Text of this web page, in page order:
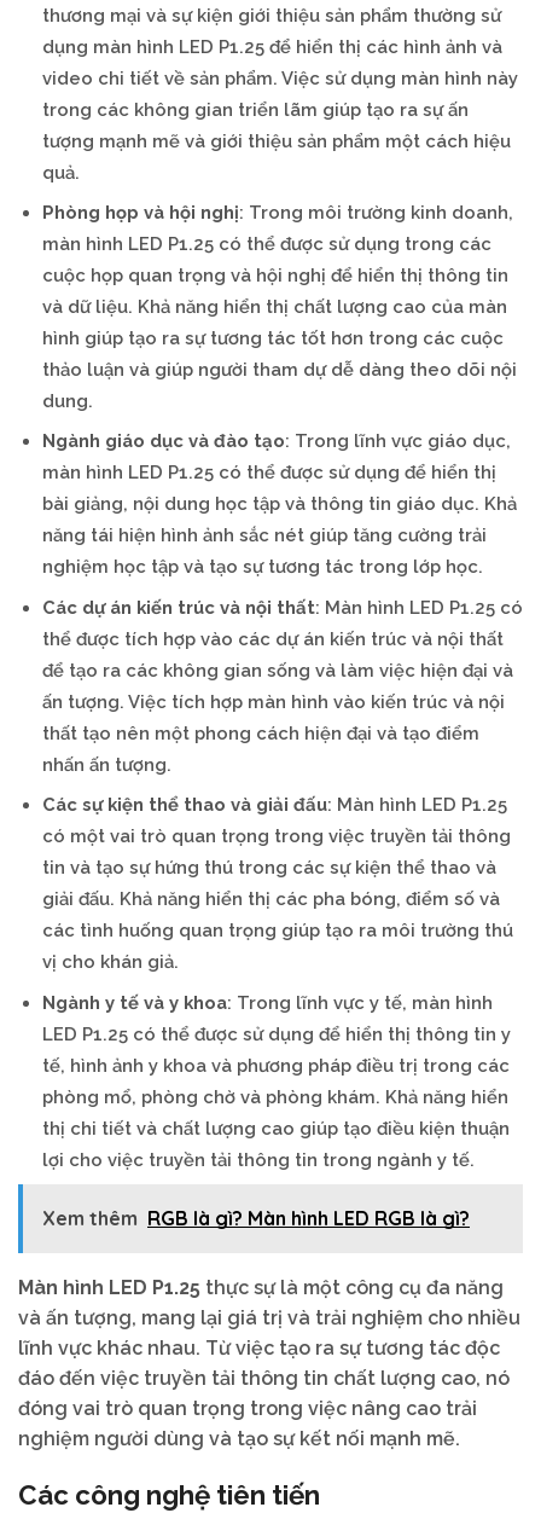
thương mại và sự kiện giới thiệu sản phẩm thường sử
dụng màn hình LED P1.25 để hiển thị các hình ảnh và
video chi tiết về sản phẩm. Việc sử dụng màn hình này
trong các không gian triển lãm giúp tạo ra sự ấn
tượng mạnh mẽ và giới thiệu sản phẩm một cách hiệu
quả.
Phòng họp và hội nghị: Trong môi trường kinh doanh,
màn hình LED P1.25 có thể được sử dụng trong các
cuộc họp quan trọng và hội nghị để hiển thị thông tin
và dữ liệu. Khả năng hiển thị chất lượng cao của màn
hình giúp tạo ra sự tương tác tốt hơn trong các cuộc
thảo luận và giúp người tham dự dễ dàng theo dõi nội
dung.
Ngành giáo dục và đào tạo: Trong lĩnh vực giáo dục,
màn hình LED P1.25 có thể được sử dụng để hiển thị
bài giảng, nội dung học tập và thông tin giáo dục. Khả
năng tái hiện hình ảnh sắc nét giúp tăng cường trải
nghiệm học tập và tạo sự tương tác trong lớp học.
Các dự án kiến trúc và nội thất: Màn hình LED P1.25 có
thể được tích hợp vào các dự án kiến trúc và nội thất
để tạo ra các không gian sống và làm việc hiện đại và
ấn tượng. Việc tích hợp màn hình vào kiến trúc và nội
thất tạo nên một phong cách hiện đại và tạo điểm
nhấn ấn tượng.
Các sự kiện thể thao và giải đấu: Màn hình LED P1.25
có một vai trò quan trọng trong việc truyền tải thông
tin và tạo sự hứng thú trong các sự kiện thể thao và
giải đấu. Khả năng hiển thị các pha bóng, điểm số và
các tình huống quan trọng giúp tạo ra môi trường thú
vị cho khán giả.
Ngành y tế và y khoa: Trong lĩnh vực y tế, màn hình
LED P1.25 có thể được sử dụng để hiển thị thông tin y
tế, hình ảnh y khoa và phương pháp điều trị trong các
phòng mổ, phòng chờ và phòng khám. Khả năng hiển
thị chi tiết và chất lượng cao giúp tạo điều kiện thuận
lợi cho việc truyền tải thông tin trong ngành y tế.
Xem thêm RGB là gì? Màn hình LED RGB là gì?
Màn hình LED P1.25 thực sự là một công cụ đa năng
và ấn tượng, mang lại giá trị và trải nghiệm cho nhiều
lĩnh vực khác nhau. Từ việc tạo ra sự tương tác độc
đáo đến việc truyền tải thông tin chất lượng cao, nó
đóng vai trò quan trọng trong việc nâng cao trải
nghiệm người dùng và tạo sự kết nối mạnh mẽ.
Các công nghệ tiên tiến